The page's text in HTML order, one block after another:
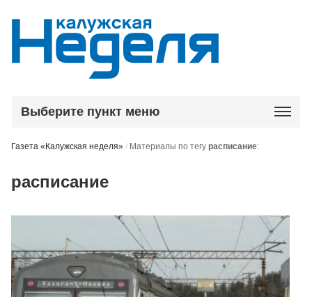
Выберите пункт меню
Газета «Калужская неделя» / Материалы по тегурасписание:
расписание